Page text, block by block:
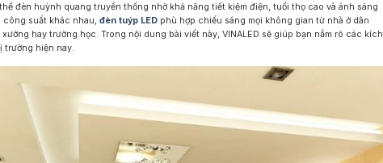
Đèn LED Đèn LED Trạm Xăng Đèn LED Nhà Xưởng Đèn Exit Thoát Hiểm
Cửa Sổ Đèn LED Âm Đất Đèn Hồ Bơi
đèn huỳnh quang truyền thống nhờ khả năng tiết kiệm điện, tuổi thọ cao và ánh sáng
công suất khác nhau, đèn tuýp LEDphù hợp chiếu sáng mọi không gian từ nhà ở dân
hay trường học. Trong nội dung bài viết này, VINALED sẽ giúp bạn nắm rõ các kích
trường hiện nay.